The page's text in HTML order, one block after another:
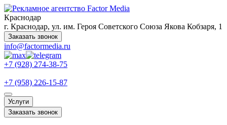
Краснодар
г. Краснодар, ул. им. Героя Советского Союза Якова Кобзаря, 1
Заказать звонок
info@factormedia.ru
+7 (928) 274-38-75
+7 (958) 226-15-87
Услуги
Заказать звонок